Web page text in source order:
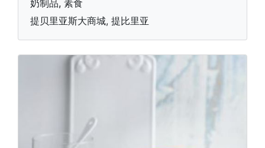
奶制品, 素食
提贝里亚斯大商城, 提比里亚